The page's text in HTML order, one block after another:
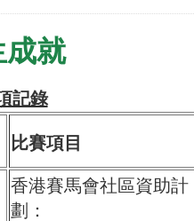
成就
記錄
比賽項目
香港賽馬會社區資助計
劃：